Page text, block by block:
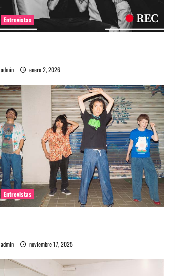
Entrevistas
admin enero 2, 2026
Entrevistas
admin noviembre 17, 2025